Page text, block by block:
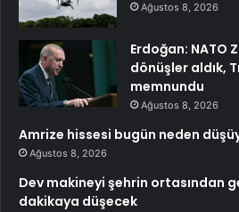
Ağustos 8, 2026
Erdoğan: NATO
dönüşler aldık,
memnundu
Ağustos 8, 2026
Amrize hissesi bugün neden
Ağustos 8, 2026
Dev makineyi şehrin ortasından
dakikaya düşecek